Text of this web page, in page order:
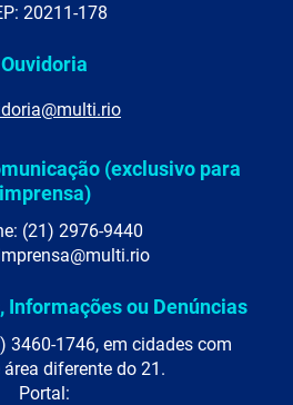
20211-178
Ouvidoria
(exclusivo para
imprensa)
(21) 2976-9440
Informações ou Denúncias
3460-1746, em cidades com
diferente do 21.
Portal: